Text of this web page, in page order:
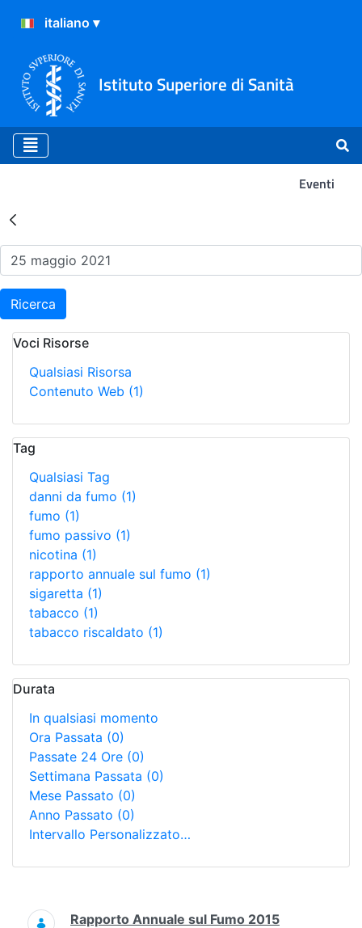
Istituto Superiore di Sanità
Eventi
Risultati della Ricerca -
Ricerca
Voci Risorse
Qualsiasi Risorsa
Contenuto Web (1)
Tag
Qualsiasi Tag
danni da fumo (1)
fumo (1)
fumo passivo (1)
nicotina (1)
rapporto annuale sul fumo (1)
sigaretta (1)
tabacco (1)
tabacco riscaldato (1)
Durata
In qualsiasi momento
Ora Passata (0)
Passate 24 Ore (0)
Settimana Passata (0)
Mese Passato (0)
Anno Passato (0)
Intervallo Personalizzato…
Ricerca
Rapporto Annuale sul Fumo 2015